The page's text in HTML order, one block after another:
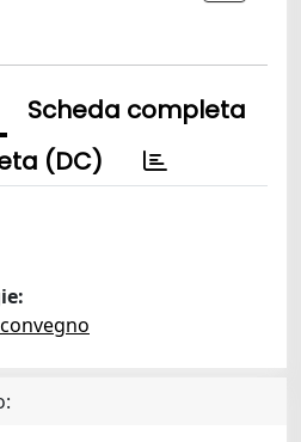
Scheda completa
(DC)